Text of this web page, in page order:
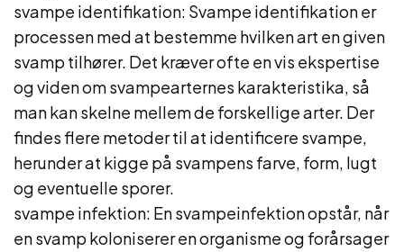
svampe identifikation: Svampe identifikation er
processen med at bestemme hvilken art en given
svamp tilhører. Det kræver ofte en vis ekspertise
og viden om svampearternes karakteristika, så
man kan skelne mellem de forskellige arter. Der
findes flere metoder til at identificere svampe,
herunder at kigge på svampens farve, form, lugt
og eventuelle sporer.
svampe infektion: En svampeinfektion opstår, når
en svamp koloniserer en organisme og forårsager